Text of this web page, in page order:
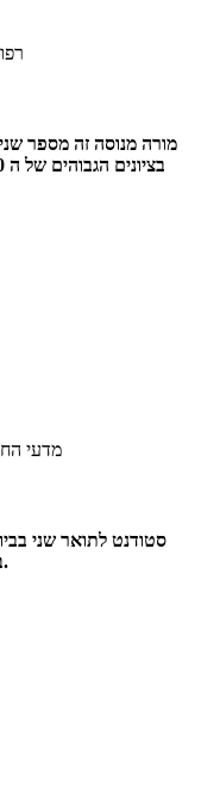
מורה מנוסה זה מספר
מדעי
סטודנט לתואר שני
בוגר תואר כימיה-ביולוגיה מאוניברסיטת ת"א.